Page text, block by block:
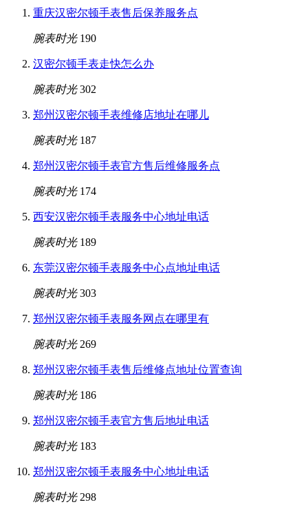
重庆汉密尔顿手表售后保养服务点
腕表时光 190
汉密尔顿手表走快怎么办
腕表时光 302
郑州汉密尔顿手表维修店地址在哪儿
腕表时光 187
郑州汉密尔顿手表官方售后维修服务点
腕表时光 174
西安汉密尔顿手表服务中心地址电话
腕表时光 189
东莞汉密尔顿手表服务中心点地址电话
腕表时光 303
郑州汉密尔顿手表服务网点在哪里有
腕表时光 269
郑州汉密尔顿手表售后维修点地址位置查询
腕表时光 186
郑州汉密尔顿手表官方售后地址电话
腕表时光 183
郑州汉密尔顿手表服务中心地址电话
腕表时光 298